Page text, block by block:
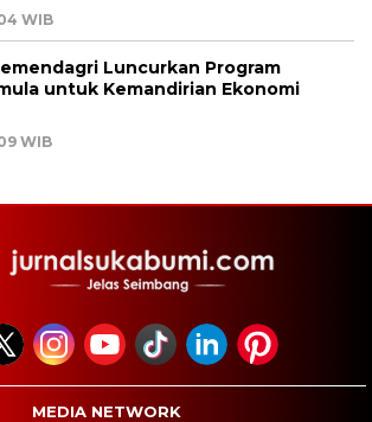
WIB
Luncurkan Program
untuk Kemandirian Ekonomi
WIB
MEDIA NETWORK